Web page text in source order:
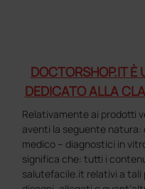
DOCTORSHOP.IT È
DEDICATO ALLA
Relativamente ai prodotti
aventi la seguente natura:
medico – diagnostici in
significa che: tutti i
salutefacile.it relativi a